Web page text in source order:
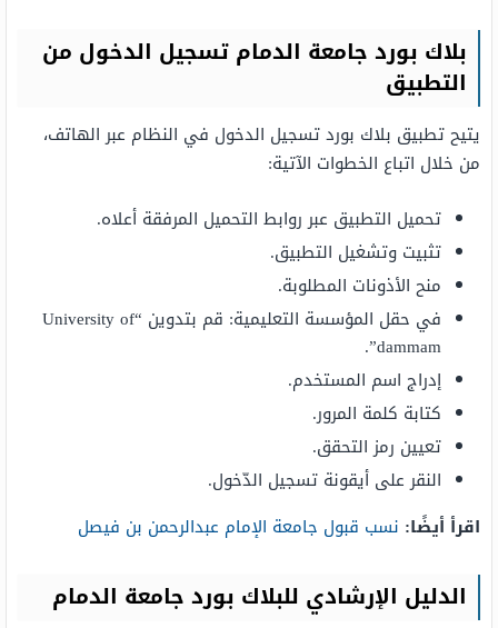
بلاك بورد جامعة الدمام تسجيل الدخول من
التطبيق
يتيح تطبيق بلاك بورد تسجيل الدخول في النظام عبر الهاتف،
من خلال اتباع الخطوات الآتية:
تحميل التطبيق عبر روابط التحميل المرفقة أعلاه.
تثبيت وتشغيل التطبيق.
منح الأذونات المطلوبة.
في حقل المؤسسة التعليمية: قم بتدوين “University of
dammam”.
إدراج اسم المستخدم.
كتابة كلمة المرور.
تعيين رمز التحقق.
النقر على أيقونة تسجيل الدّخول.
اقرأ أيضًا: نسب قبول جامعة الإمام عبدالرحمن بن فيصل
الدليل الإرشادي للبلاك بورد جامعة الدمام